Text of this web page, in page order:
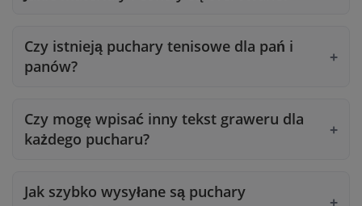
Czy istnieją puchary tenisowe dla pań i
panów?
Czy mogę wpisać inny tekst graweru dla
każdego pucharu?
Jak szybko wysyłane są puchary